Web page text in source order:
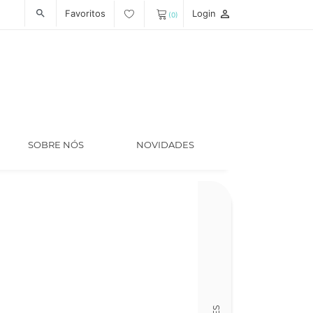
search Favoritos (0) Login person_outline
SOBRE NÓS NOVIDADES